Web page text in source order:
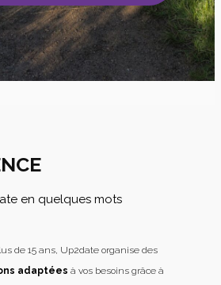
en quelques mots
de 15 ans, Up2date organise des
adaptées à vos besoins grâce à